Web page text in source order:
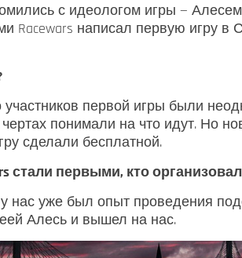
с идеологом игры —
Racewars написал первую игру в
первой игры были
понимали на что идут. Но
сделали бесплатной.
стали первыми, кто
у нас уже был опыт проведения
Алесь и вышел на нас.